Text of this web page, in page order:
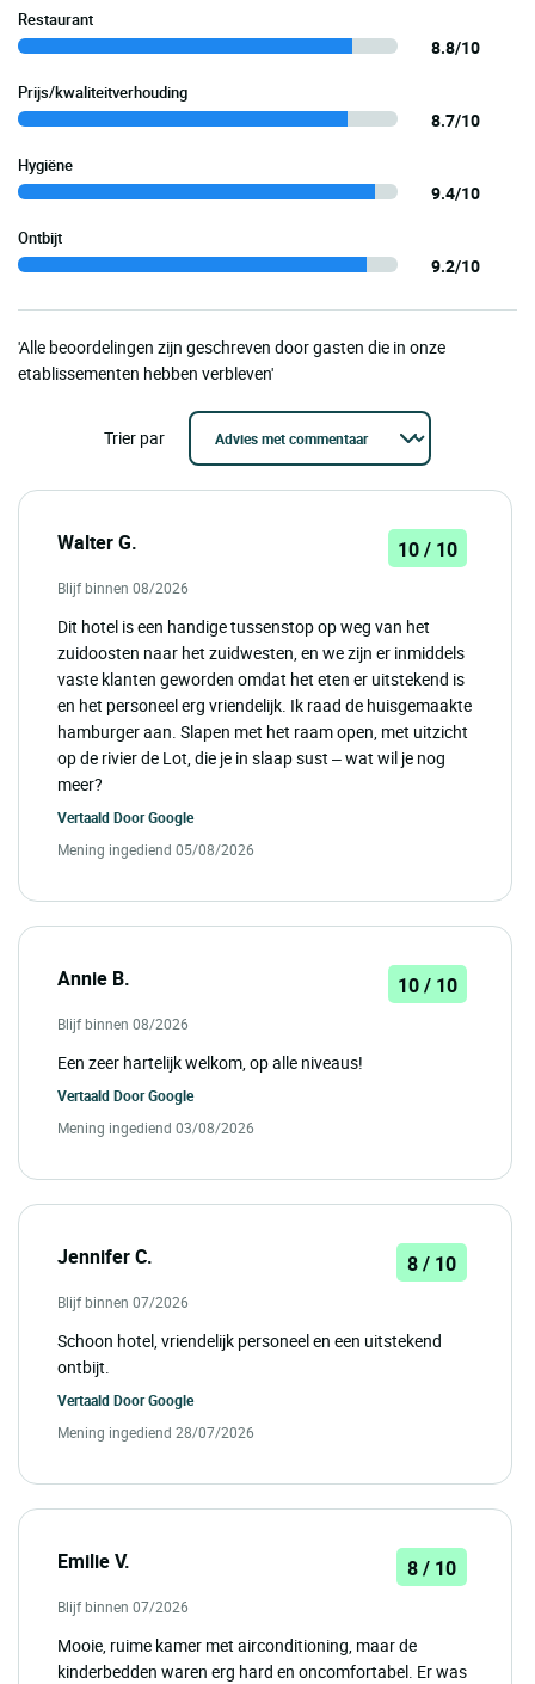
Restaurant
8.8/10
Prijs/kwaliteitverhouding
8.7/10
Hygiëne
9.4/10
Ontbijt
9.2/10
'Alle beoordelingen zijn geschreven door gasten die in onze
etablissementen hebben verbleven'
Trier par
Walter G. 10 / 10
Blijf binnen 08/2026
Dit hotel is een handige tussenstop op weg van het
zuidoosten naar het zuidwesten, en we zijn er inmiddels
vaste klanten geworden omdat het eten er uitstekend is
en het personeel erg vriendelijk. Ik raad de huisgemaakte
hamburger aan. Slapen met het raam open, met uitzicht
op de rivier de Lot, die je in slaap sust – wat wil je nog
meer?
Vertaald DoorGoogle
Mening ingediend 05/08/2026
Annie B. 10 / 10
Blijf binnen 08/2026
Een zeer hartelijk welkom, op alle niveaus!
Vertaald DoorGoogle
Mening ingediend 03/08/2026
Jennifer C. 8 / 10
Blijf binnen 07/2026
Schoon hotel, vriendelijk personeel en een uitstekend
ontbijt.
Vertaald DoorGoogle
Mening ingediend 28/07/2026
Emilie V. 8 / 10
Blijf binnen 07/2026
Mooie, ruime kamer met airconditioning, maar de
kinderbedden waren erg hard en oncomfortabel. Er was